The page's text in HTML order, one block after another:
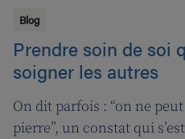
Blog
Prendre soin de soi
soigner les autres
On dit parfois : “on ne
pierre”, un constat qui